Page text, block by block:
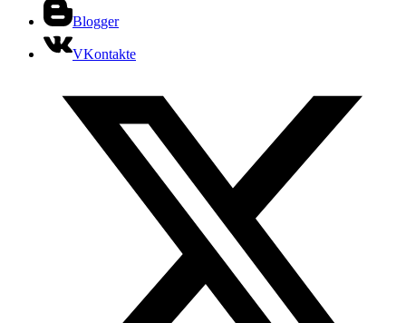
Blogger
VKontakte